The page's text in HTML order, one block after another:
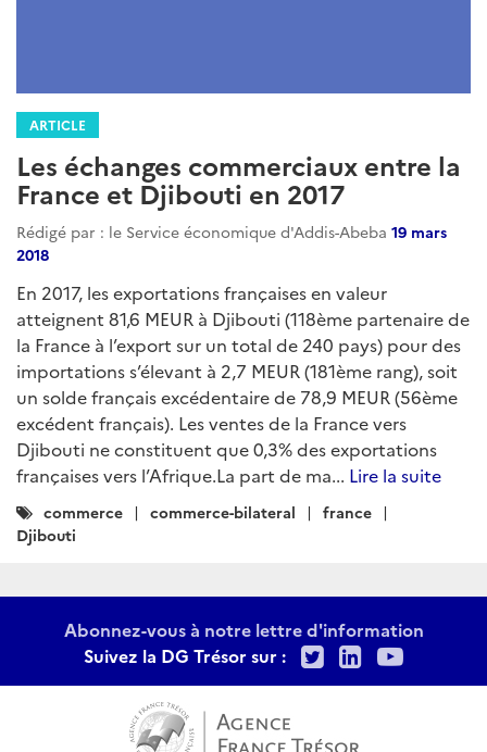
ARTICLE
Les échanges commerciaux entre la
France et Djibouti en 2017
Rédigé par : le Service économique d'Addis-Abeba 19 mars
2018
En 2017, les exportations françaises en valeur
atteignent 81,6 MEUR à Djibouti (118ème partenaire de
la France à l’export sur un total de 240 pays) pour des
importations s’élevant à 2,7 MEUR (181ème rang), soit
un solde français excédentaire de 78,9 MEUR (56ème
excédent français). Les ventes de la France vers
Djibouti ne constituent que 0,3% des exportations
françaises vers l’Afrique.La part de ma... Lire la suite
Catégories
:
commerce commerce-bilateral
france
Djibouti
Abonnez-vous à notre lettre d'information
Suivez la DG Trésor sur :
TwitterLinkedIn